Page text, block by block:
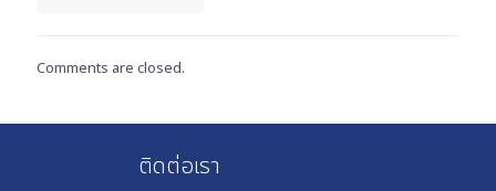
Comments are closed.
ติดต่อเรา